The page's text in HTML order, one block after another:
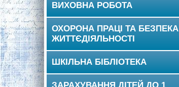
ВИХОВНА РОБОТА
ОХОРОНА ПРАЦІ ТА БЕЗПЕКА
ЖИТТЄДІЯЛЬНОСТІ
ШКІЛЬНА БІБЛІОТЕКА